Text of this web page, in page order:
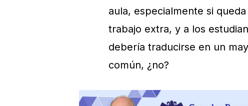
aula, especialmente si
trabajo extra, y a los
debería traducirse en un
común, ¿no?